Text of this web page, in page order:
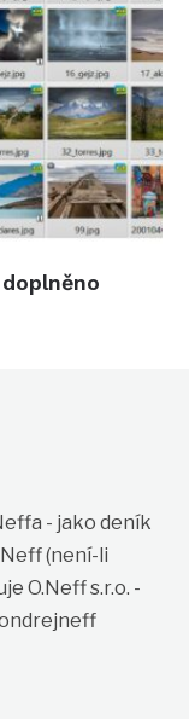
- jako deník
(není-li
O.Neff s.r.o. -